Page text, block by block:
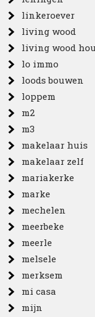
linkeroever
living wood
living wood
lo immo
loods bouwen
loppem
m2
m3
makelaar huis
makelaar zelf
mariakerke
marke
mechelen
meerbeke
meerle
melsele
merksem
mi casa
mijn